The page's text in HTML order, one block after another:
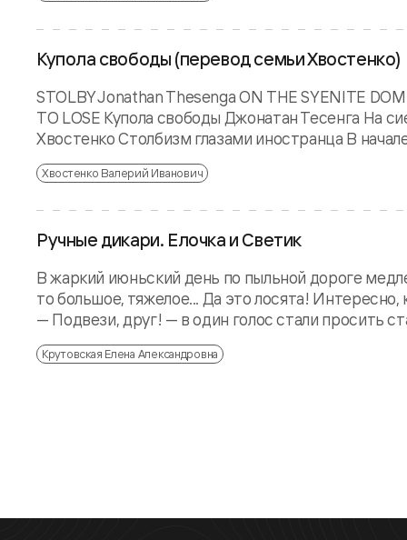
Купола свободы (перевод семьи Хвостенко)
STOLBY Jonathan Thesenga ON THE SYENITE
TO LOSE Купола свободы Джонатан Тесенга На
Хвостенко Столбизм глазами иностранца В
Хвостенко Валерий Иванович
Ручные дикари. Елочка и Светик
В жаркий июньский день по пыльной дороге
то большое, тяжелое... Да это лосята!
— Подвези, друг! — в один голос стали просить
Крутовская Елена Александровна